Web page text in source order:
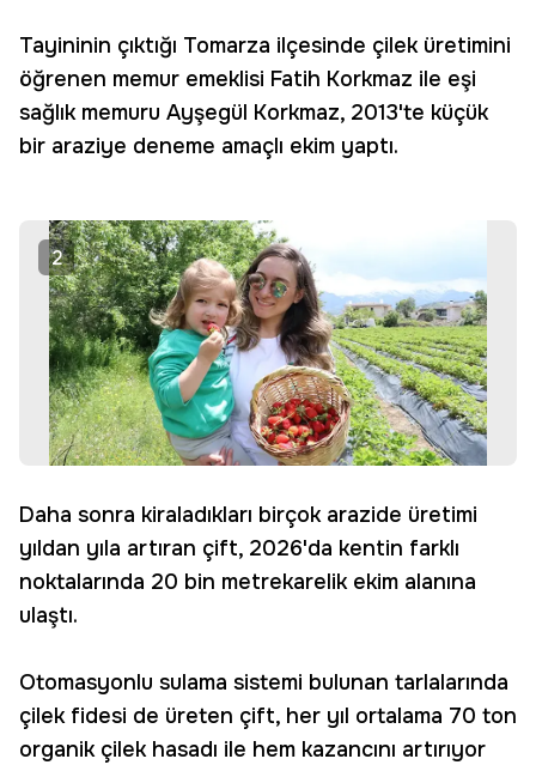
Tayininin çıktığı Tomarza ilçesinde çilek üretimini
öğrenen memur emeklisi Fatih Korkmaz ile eşi
sağlık memuru Ayşegül Korkmaz, 2013'te küçük
bir araziye deneme amaçlı ekim yaptı.
2
Daha sonra kiraladıkları birçok arazide üretimi
yıldan yıla artıran çift, 2026'da kentin farklı
noktalarında 20 bin metrekarelik ekim alanına
ulaştı.
Otomasyonlu sulama sistemi bulunan tarlalarında
çilek fidesi de üreten çift, her yıl ortalama 70 ton
organik çilek hasadı ile hem kazancını artırıyor